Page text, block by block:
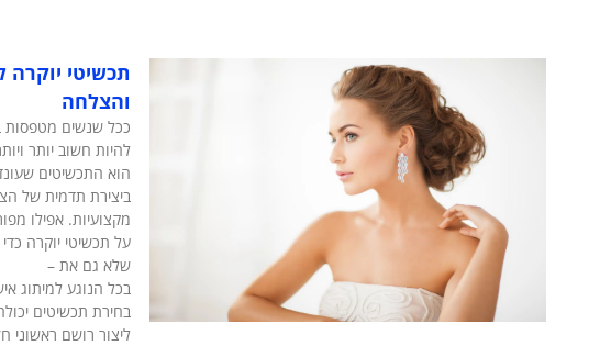
תכשיטי יוקרה
והצלחה
ככל שנשים מטפסות
להיות חשוב יותר
הוא התכשיטים
ביצירת תדמית של
מקצועיות. אפילו
על תכשיטי יוקרה
שלא גם את –
בכל הנוגע למיתוג
בחירת תכשיטים
ליצור רושם ראשוני